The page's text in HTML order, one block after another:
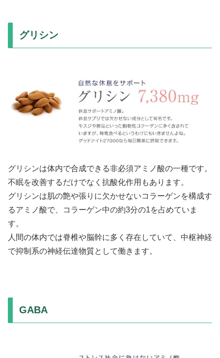
グリシン
グリシンは体内で合成できる非必須アミノ酸の一種です。
不眠を改善するだけでなく抗酸化作用もあります。
グリシンは肌の艶や張りに欠かせないコラーゲンを構成す
るアミノ酸で、コラーゲン中の約3分の1を占めていま
す。
人間の体内では脊椎や脳幹に多く存在していて、中枢神経
で抑制系の神経伝達物質として働きます。
GABA